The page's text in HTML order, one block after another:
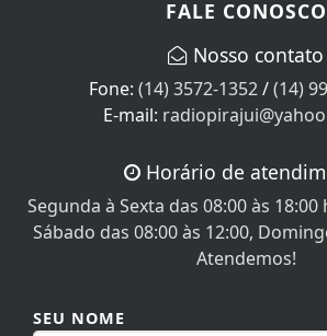
(14) 3572-1352/(14)
E-mail:
Segunda à Sexta das 08:00 às 18:00
Sábado das 08:00 às 12:00,
Atendemos!